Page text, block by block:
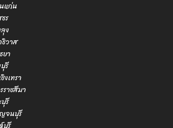
แก่น
ร
ง
วาส
า
รี
เทรา
าชสีมา
รี
จนบุรี